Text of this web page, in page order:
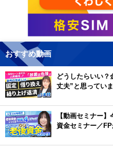
おすすめ動画
どうしたらいい？
丈夫”と思ってい
【動画セミナー
資金セミナー／